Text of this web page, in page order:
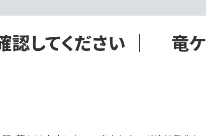
認してください ｜ 竜ケ